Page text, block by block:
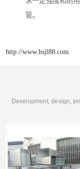
管。
http://www.hsjl88.com
Development, design,